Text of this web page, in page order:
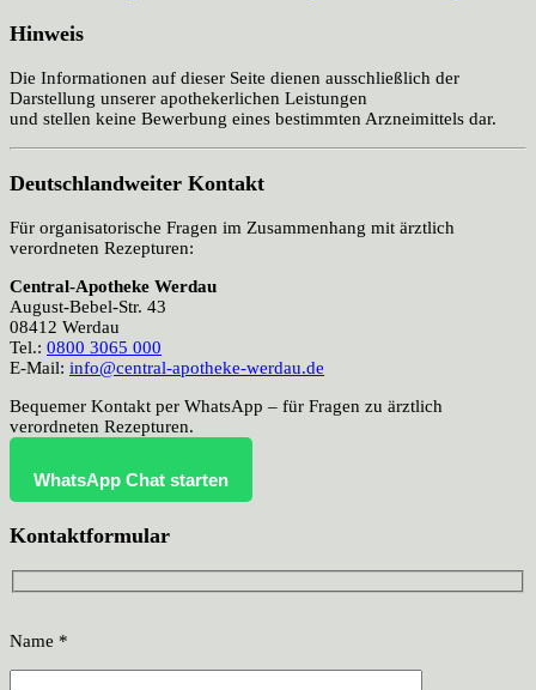
Hinweis
Die Informationen auf dieser Seite dienen ausschließlich der
Darstellung unserer apothekerlichen Leistungen
und stellen keine Bewerbung eines bestimmten Arzneimittels dar.
Deutschlandweiter Kontakt
Für organisatorische Fragen im Zusammenhang mit ärztlich
verordneten Rezepturen:
Central-Apotheke Werdau
August-Bebel-Str. 43
08412 Werdau
Tel.: 0800 3065 000
E-Mail: info@central-apotheke-werdau.de
Bequemer Kontakt per WhatsApp – für Fragen zu ärztlich
verordneten Rezepturen.
WhatsApp Chat starten
Kontaktformular
Name *